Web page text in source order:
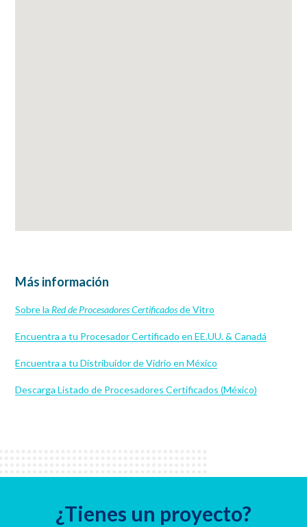
Más información
Sobre la Red de Procesadores Certificadosde Vitro
Encuentra a tu Procesador Certificado en EE.UU. & Canadá
Encuentra a tu Distribuidor de Vidrio en México
Descarga Listado de Procesadores Certificados (México)
¿Tienes un proyecto?